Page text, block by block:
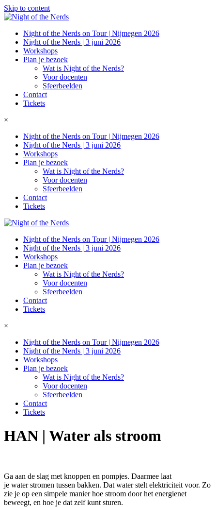
Skip to content
Night of the Nerds on Tour | Nijmegen 2026
Night of the Nerds | 3 juni 2026
Workshops
Plan je bezoek
Wat is Night of the Nerds?
Voor docenten
Sfeerbeelden
Contact
Tickets
×
Night of the Nerds on Tour | Nijmegen 2026
Night of the Nerds | 3 juni 2026
Workshops
Plan je bezoek
Wat is Night of the Nerds?
Voor docenten
Sfeerbeelden
Contact
Tickets
Night of the Nerds on Tour | Nijmegen 2026
Night of the Nerds | 3 juni 2026
Workshops
Plan je bezoek
Wat is Night of the Nerds?
Voor docenten
Sfeerbeelden
Contact
Tickets
×
Night of the Nerds on Tour | Nijmegen 2026
Night of the Nerds | 3 juni 2026
Workshops
Plan je bezoek
Wat is Night of the Nerds?
Voor docenten
Sfeerbeelden
Contact
Tickets
HAN | Water als stroom
Ga aan de slag met knoppen en pompjes. Daarmee laat
je waterstromen tussen bakken. Dat waterstelt elektriciteit voor. Zo
zie je op een simpele manier hoe stroom door het energienet
beweegt, en hoe je dat zelf kunt sturen.